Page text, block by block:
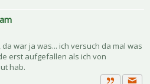
war ja was... ich versuch da mal was
erst aufgefallen als ich von
hab.